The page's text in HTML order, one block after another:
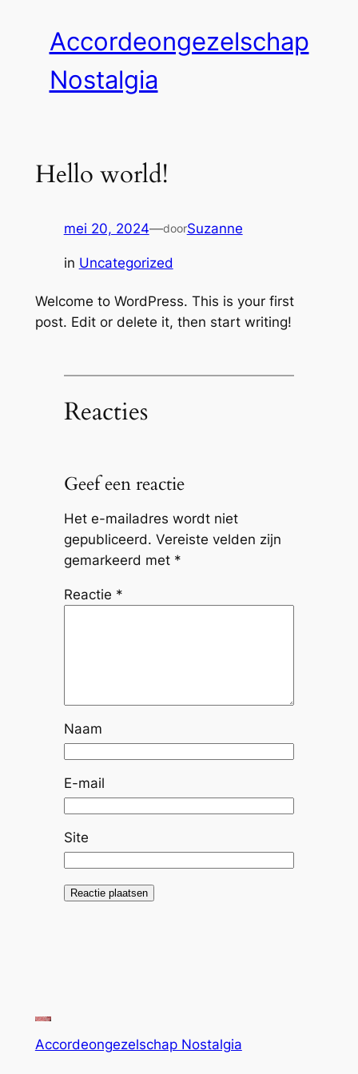
Accordeongezelschap
Nostalgia
Hello world!
mei 20, 2024—doorSuzanne
in Uncategorized
Welcome to WordPress. This is your first
post. Edit or delete it, then start writing!
Reacties
Geef een reactie
Het e-mailadres wordt niet
gepubliceerd. Vereiste velden zijn
gemarkeerd met *
Reactie *
Naam
E-mail
Site
Accordeongezelschap Nostalgia